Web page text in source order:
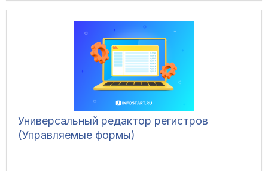
Универсальный редактор регистров
(Управляемые формы)